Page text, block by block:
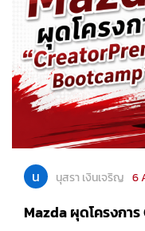
น นุสรา เงินเจริญ 6
Mazda ผุดโครงกา